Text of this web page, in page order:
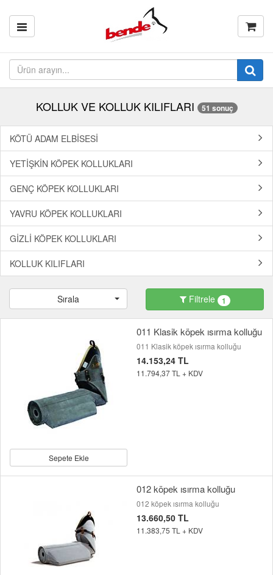
KOLLUK VE KOLLUK KILIFLARI 51 sonuç
KÖTÜ ADAM ELBİSESİ
YETİŞKİN KÖPEK KOLLUKLARI
GENÇ KÖPEK KOLLUKLARI
YAVRU KÖPEK KOLLUKLARI
GİZLİ KÖPEK KOLLUKLARI
KOLLUK KILIFLARI
Sırala Filtrele 1
Sepete Ekle
011 Klasik köpek ısırma kolluğu
011 Klasik köpek ısırma kolluğu
14.153,24 TL
11.794,37 TL + KDV
012 köpek ısırma kolluğu
012 köpek ısırma kolluğu
13.660,50 TL
11.383,75 TL + KDV